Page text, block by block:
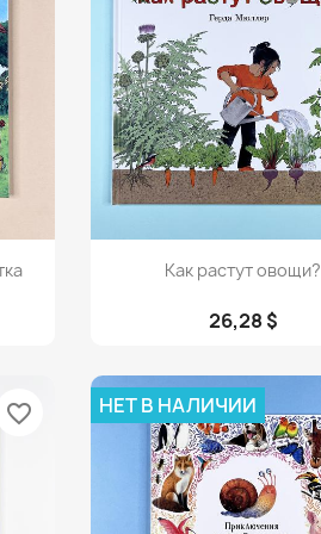
Просмотр
Как растут овощи?
26,28 $
favorite_border НЕТ В НАЛИЧИИ